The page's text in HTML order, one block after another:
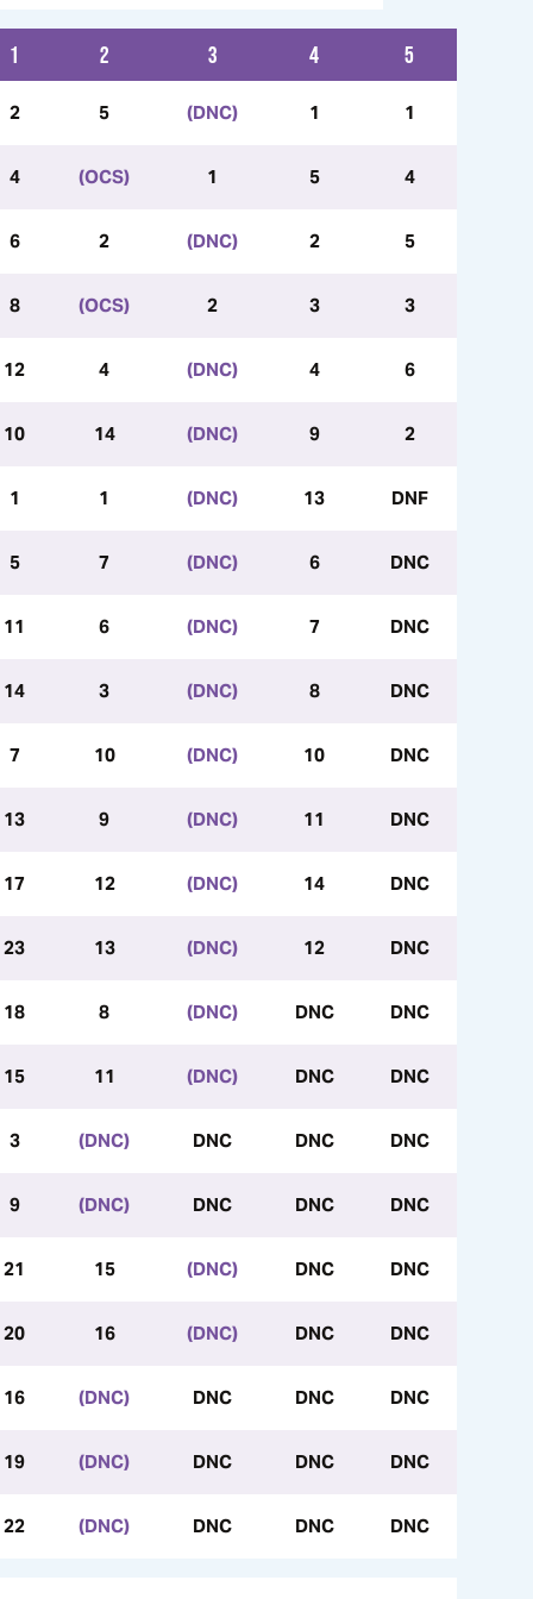
1 2 3 4 5
2 5 (DNC) 1 1
4 (OCS) 1 5 4
6 2 (DNC) 2 5
8 (OCS) 2 3 3
12 4 (DNC) 4 6
10 14 (DNC) 9 2
1 1 (DNC) 13 DNF
5 7 (DNC) 6 DNC
11 6 (DNC) 7 DNC
14 3 (DNC) 8 DNC
7 10 (DNC) 10 DNC
13 9 (DNC) 11 DNC
17 12 (DNC) 14 DNC
23 13 (DNC) 12 DNC
18 8 (DNC) DNC DNC
15 11 (DNC) DNC DNC
3 (DNC) DNC DNC DNC
9 (DNC) DNC DNC DNC
21 15 (DNC) DNC DNC
20 16 (DNC) DNC DNC
16 (DNC) DNC DNC DNC
19 (DNC) DNC DNC DNC
22 (DNC) DNC DNC DNC